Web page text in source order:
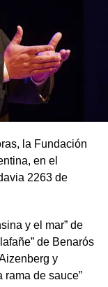
la Fundación
en el
2263 de
y el mar” de
de Benarós
y
rama de sauce”